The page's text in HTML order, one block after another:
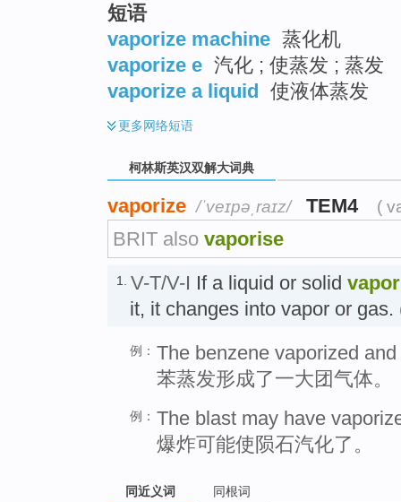
短语
vaporize machine 蒸化机
vaporize e 汽化 ; 使蒸发 ; 蒸发
vaporize a liquid 使液体蒸发
更多网络短语
柯林斯英汉双解大词典
vaporize /ˈveɪpəˌraɪz/ TEM4 (
BRIT also vaporise
1. V-T/V-I If a liquid or solid
it, it changes into vapor or gas.
例： The benzene vaporized
苯蒸发形成了一大团气体。
例： The blast may have
爆炸可能使陨石汽化了。
同近义词 同根词